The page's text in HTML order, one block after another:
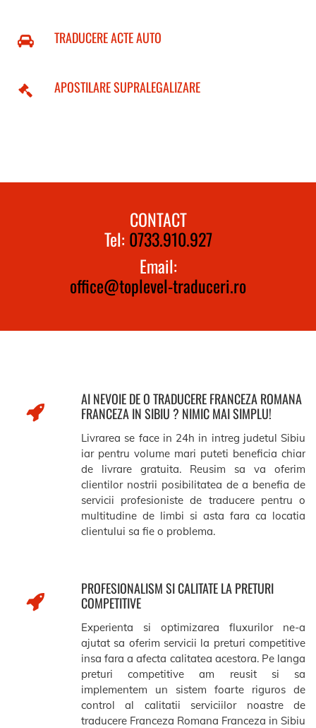
TRADUCERE ACTE AUTO
APOSTILARE SUPRALEGALIZARE
CONTACT
Tel: 0733.910.927
Email:
office@toplevel-traduceri.ro
AI NEVOIE DE O TRADUCERE FRANCEZA ROMANA
FRANCEZA IN SIBIU ? NIMIC MAI SIMPLU!
Livrarea se face in 24h in intreg judetul Sibiu
iar pentru volume mari puteti beneficia chiar
de livrare gratuita. Reusim sa va oferim
clientilor nostrii posibilitatea de a benefia de
servicii profesioniste de traducere pentru o
multitudine de limbi si asta fara ca locatia
clientului sa fie o problema.
PROFESIONALISM SI CALITATE LA PRETURI
COMPETITIVE
Experienta si optimizarea fluxurilor ne-a
ajutat sa oferim servicii la preturi competitive
insa fara a afecta calitatea acestora. Pe langa
preturi competitive am reusit si sa
implementem un sistem foarte riguros de
control al calitatii serviciilor noastre de
traducere Franceza Romana Franceza in Sibiu